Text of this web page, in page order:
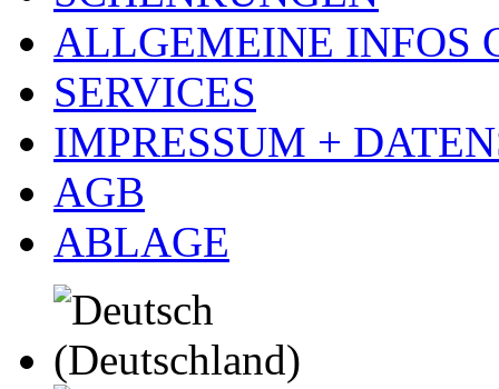
ALLGEMEINE INFOS
SERVICES
IMPRESSUM +
AGB
ABLAGE